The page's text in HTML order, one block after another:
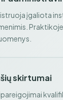
įgaliota
skirtumai